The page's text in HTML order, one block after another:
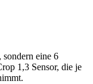
sondern eine 6
1,3 Sensor, die je